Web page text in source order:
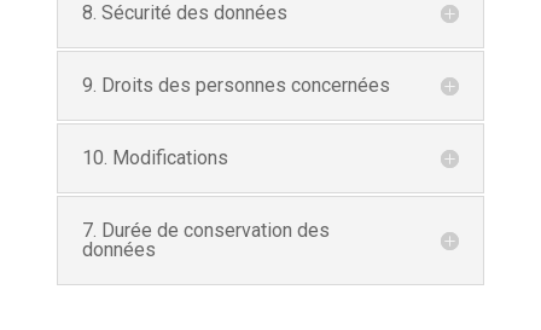
8. Sécurité des données
9. Droits des personnes concernées
10. Modifications
7. Durée de conservation des
données